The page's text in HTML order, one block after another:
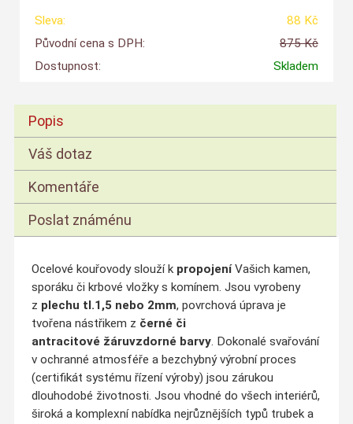
Sleva:
88 Kč
Původní cena s DPH:
875 Kč
Dostupnost:
Skladem
Popis
Váš dotaz
Komentáře
Poslat známénu
Ocelové kouřovody slouží kpropojeníVašich kamen,
sporáku či krbové vložky s komínem. Jsou vyrobeny
z plechu tl.1,5 nebo 2mm, povrchová úprava je
tvořena nástřikem z černé či
antracitové žáruvzdorné barvy. Dokonalé svařování
v ochranné atmosféře a bezchybný výrobní proces
(certifikát systému řízení výroby) jsou zárukou
dlouhodobé životnosti. Jsou vhodné do všech interiérů,
široká a komplexní nabídka nejrůznějších typů trubek a